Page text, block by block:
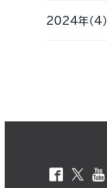
2024年（4）